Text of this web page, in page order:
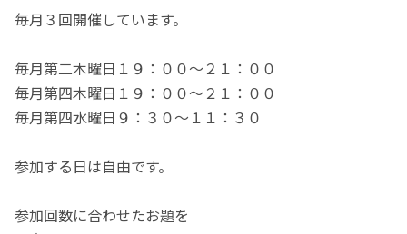
毎月３回開催しています。
毎月第二木曜日１９：００～２１：００
毎月第四木曜日１９：００～２１：００
毎月第四水曜日９：３０～１１：３０
参加する日は自由です。
参加回数に合わせたお題を